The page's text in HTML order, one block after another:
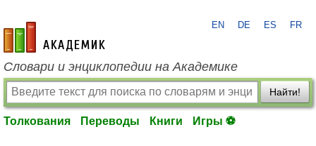
academic.ru
EN DE ES FR
Словари и энциклопедии на Академике
Найти!
Толкования Переводы Книги Игры ⚽